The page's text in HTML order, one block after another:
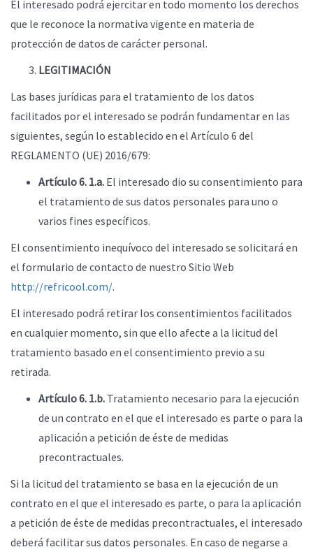
El interesado podrá ejercitar en todo momento los derechos
que le reconoce la normativa vigente en materia de
protección de datos de carácter personal.
LEGITIMACIÓN
Las bases jurídicas para el tratamiento de los datos
facilitados por el interesado se podrán fundamentar en las
siguientes, según lo establecido en el Artículo 6 del
REGLAMENTO (UE) 2016/679:
Artículo 6. 1.a. El interesado dio su consentimiento para
el tratamiento de sus datos personales para uno o
varios fines específicos.
El consentimiento inequívoco del interesado se solicitará en
el formulario de contacto de nuestro Sitio Web
http://refricool.com/.
El interesado podrá retirar los consentimientos facilitados
en cualquier momento, sin que ello afecte a la licitud del
tratamiento basado en el consentimiento previo a su
retirada.
Artículo 6. 1.b. Tratamiento necesario para la ejecución
de un contrato en el que el interesado es parte o para la
aplicación a petición de éste de medidas
precontractuales.
Si la licitud del tratamiento se basa en la ejecución de un
contrato en el que el interesado es parte, o para la aplicación
a petición de éste de medidas precontractuales, el interesado
deberá facilitar sus datos personales. En caso de negarse a